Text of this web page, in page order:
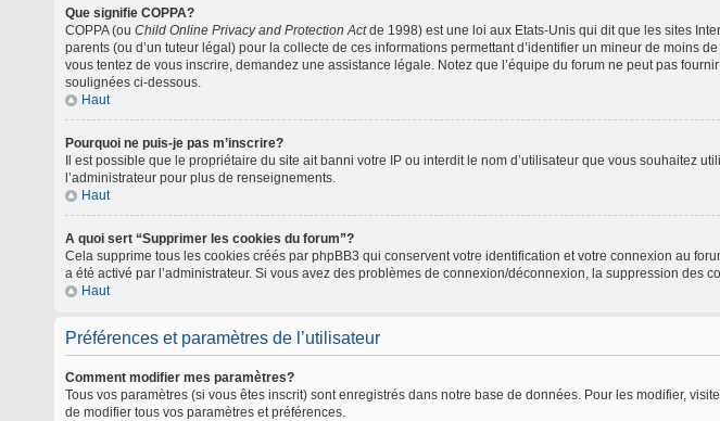
Que signifie COPPA?
COPPA (ou Child Online Privacy and Protection Actde 1998) est une loi aux Etats-Unis qui dit que les sites
parents (ou d’un tuteur légal) pour la collecte de ces informations permettant d’identifier un mineur de moins
vous tentez de vous inscrire, demandez une assistance légale. Notez que l’équipe du forum ne peut pas
soulignées ci-dessous.
Haut
Pourquoi ne puis-je pas m’inscrire?
Il est possible que le propriétaire du site ait banni votre IP ou interdit le nom d’utilisateur que vous souhaitez
l’administrateur pour plus de renseignements.
Haut
A quoi sert “Supprimer les cookies du forum”?
Cela supprime tous les cookies créés par phpBB3 qui conservent votre identification et votre connexion au
a été activé par l’administrateur. Si vous avez des problèmes de connexion/déconnexion, la suppression des
Haut
Préférences et paramètres de l’utilisateur
Comment modifier mes paramètres?
Tous vos paramètres (si vous êtes inscrit) sont enregistrés dans notre base de données. Pour les modifier,
de modifier tous vos paramètres et préférences.